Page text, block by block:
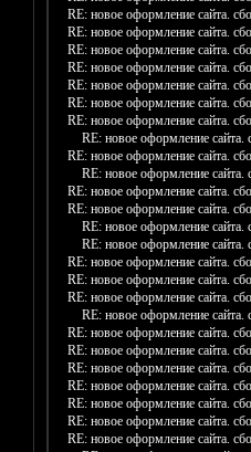
RE: новое оформление сайта.
RE: новое оформление сайта.
RE: новое оформление сайта.
RE: новое оформление сайта.
RE: новое оформление сайта.
RE: новое оформление сайта.
RE: новое оформление сайта.
RE: новое оформление сайта.
RE: новое оформление сайта.
RE: новое оформление сайта.
RE: новое оформление сайта.
RE: новое оформление сайта.
RE: новое оформление сайта.
RE: новое оформление сайта.
RE: новое оформление сайта.
RE: новое оформление сайта.
RE: новое оформление сайта.
RE: новое оформление сайта.
RE: новое оформление сайта.
RE: новое оформление сайта.
RE: новое оформление сайта.
RE: новое оформление сайта.
RE: новое оформление сайта.
RE: новое оформление сайта.
RE: новое оформление сайта.